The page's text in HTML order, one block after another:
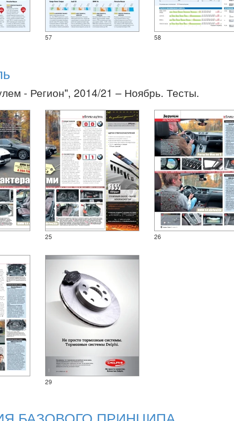
57 58
- Регион", 2014/21 – Ноябрь. Тесты.
25 26
29